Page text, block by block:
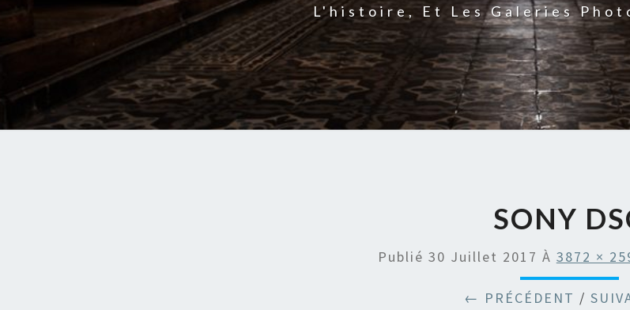
L'histoire, Et Les Galeries
SONY
Publié 30 Juillet 2017 À 3872 ×
← PRÉCÉDENT /